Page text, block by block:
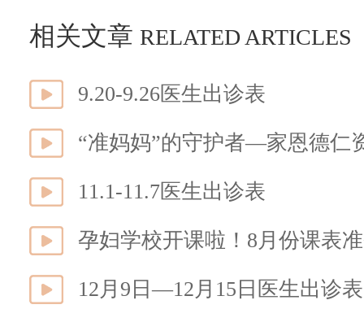
相关文章 RELATED ARTICLES
9.20-9.26医生出诊表
“准妈妈”的守护者—家恩德仁
11.1-11.7医生出诊表
孕妇学校开课啦！8月份课表
12月9日—12月15日医生出诊表